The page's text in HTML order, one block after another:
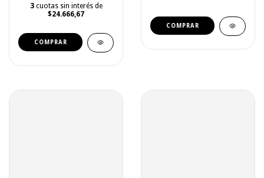
3 cuotas sin interés de
$24.666,67
COMPRAR
COMPRAR